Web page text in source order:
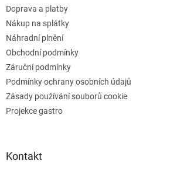
u
Doprava a platby
Nákup na splátky
Náhradní plnění
Obchodní podmínky
Záruční podmínky
Podmínky ochrany osobních údajů
Zásady používání souborů cookie
Projekce gastro
Kontakt